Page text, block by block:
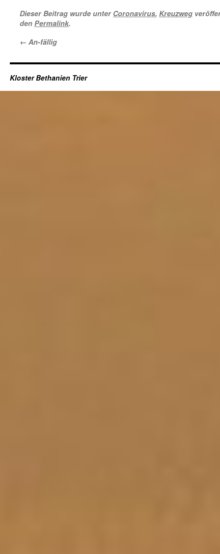
Dieser Beitrag wurde unter Coronavirus, Kreuzweg
den Permalink.
← An-fällig
Kloster Bethanien Trier